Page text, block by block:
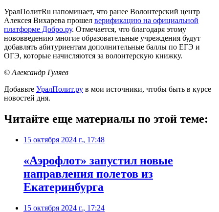
УралПолитRu напоминает, что ранее Волонтерский центр
Алексея Вихарева прошел верификацию на официальной
платформе Добро.ру. Отмечается, что благодаря этому
нововведению многие образовательные учреждения будут
добавлять абитуриентам дополнительные баллы по ЕГЭ и
ОГЭ, которые начисляются за волонтерскую книжку.
© Александр Гуляев
Добавьте УралПолит.ру в мои источники, чтобы быть в курсе
новостей дня.
Читайте еще материалы по этой теме:
15 октября 2024 г., 17:48
«Аэрофлот» запустил новые
направления полетов из
Екатеринбурга
15 октября 2024 г., 17:24